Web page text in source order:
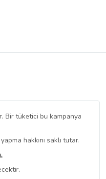
Bir tüketici bu kampanya
hakkını saklı tutar.